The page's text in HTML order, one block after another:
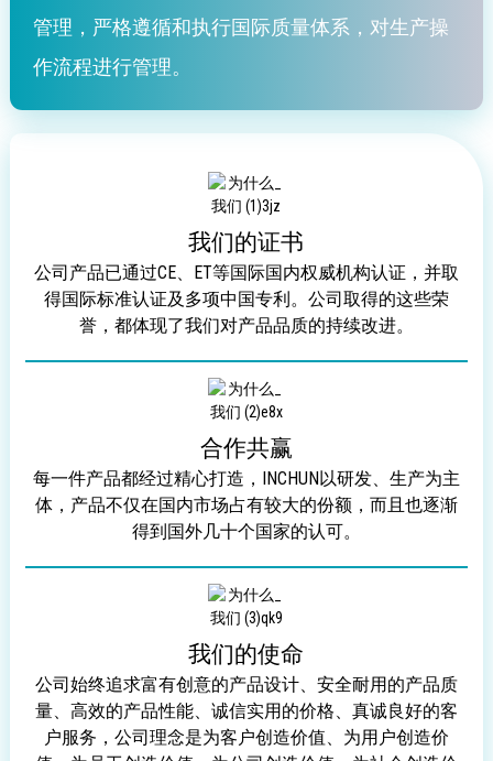
管理，严格遵循和执行国际质量体系，对生产操
作流程进行管理。
我们的证书
公司产品已通过CE、ET等国际国内权威机构认证，并取
得国际标准认证及多项中国专利。公司取得的这些荣
誉，都体现了我们对产品品质的持续改进。
合作共赢
每一件产品都经过精心打造，INCHUN以研发、生产为主
体，产品不仅在国内市场占有较大的份额，而且也逐渐
得到国外几十个国家的认可。
我们的使命
公司始终追求富有创意的产品设计、安全耐用的产品质
量、高效的产品性能、诚信实用的价格、真诚良好的客
户服务，公司理念是为客户创造价值、为用户创造价